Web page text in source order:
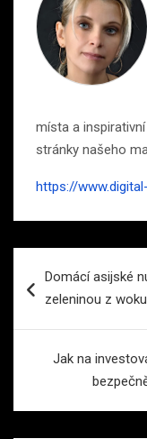
místa a
stránky našeho
https://
proDomácí asijské
zeleninou z woku
Jak na